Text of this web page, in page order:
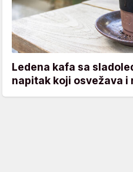
Ledena kafa sa
napitak koji osvežava i